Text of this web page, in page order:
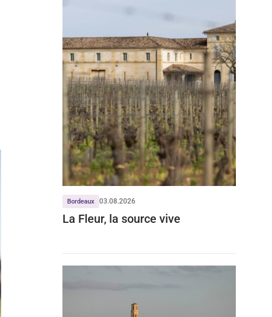
Bordeaux 03.08.2026
La Fleur, la source vive